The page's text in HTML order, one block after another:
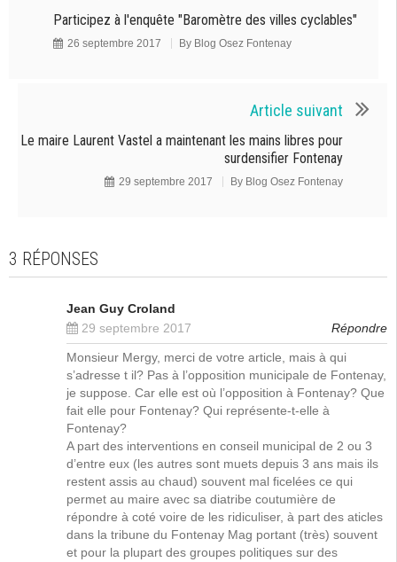
Participez à l'enquête "Baromètre des villes cyclables"
26 septembre 2017 By Blog Osez Fontenay
Article suivant
Le maire Laurent Vastel a maintenant les mains libres pour
surdensifier Fontenay
29 septembre 2017 By Blog Osez Fontenay
3 RÉPONSES
Jean Guy Croland
29 septembre 2017
Répondre
Monsieur Mergy, merci de votre article, mais à qui
s’adresse t il? Pas à l’opposition municipale de Fontenay,
je suppose. Car elle est où l’opposition à Fontenay? Que
fait elle pour Fontenay? Qui représente-t-elle à
Fontenay?
A part des interventions en conseil municipal de 2 ou 3
d’entre eux (les autres sont muets depuis 3 ans mais ils
restent assis au chaud) souvent mal ficelées ce qui
permet au maire avec sa diatribe coutumière de
répondre à coté voire de les ridiculiser, à part des aticles
dans la tribune du Fontenay Mag portant (très) souvent
et pour la plupart des groupes politiques sur des